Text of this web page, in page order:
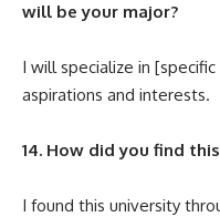
will be your major?
I will specialize in
aspirations and interests.
14. How did you find
I found this university